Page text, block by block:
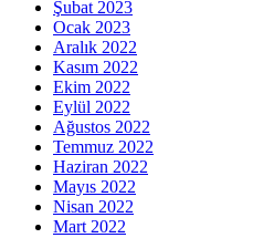
Şubat 2023
Ocak 2023
Aralık 2022
Kasım 2022
Ekim 2022
Eylül 2022
Ağustos 2022
Temmuz 2022
Haziran 2022
Mayıs 2022
Nisan 2022
Mart 2022